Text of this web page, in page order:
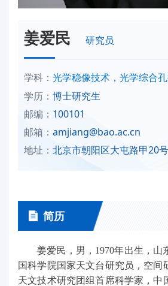
姜爱民 研究员
学科： 光学稳像技术，光学综合
学历： 博士研究生
邮编： 100101
邮箱： amjiang@bao.ac.cn
地址： 北京市朝阳区大屯路甲20号
简历
姜爱民，男，1970年出生，山
国科学院国家天文台研究员，空间
天文技术研究团组首席科学家，中